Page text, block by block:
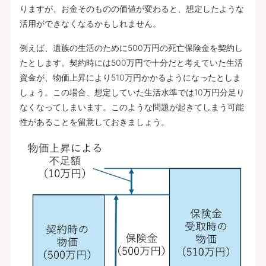
りますが、お金そのものの価値が変わると、想定したような
活用ができなくなるかもしれません。
例えば、遺族の生活のために500万円の死亡保険金を契約し
たとします。契約時には500万円で十分だと考えていた生活
資金が、物価上昇により510万円かかるようになったとしま
しょう。この場合、想定していた生活水準では10万円分足り
なくなってしまいます。このような問題が起きてしまう可能
性があることを留意しておきましょう。